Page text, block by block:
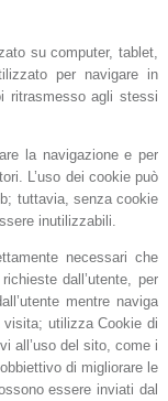
su computer, tablet,
per navigare in
ritrasmesso agli stessi
la navigazione e per
L’uso dei cookie può
tuttavia, senza cookie
inutilizzabili.
necessari che
dall’utente, per
mentre naviga
visita; utilizza Cookie di
all’uso del sito, come i
di migliorare le
essere inviati dal